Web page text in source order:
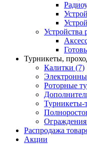
Устройства
Турникеты,
Калитки (7)
Роторные
Турникеты-
Ограждения
Распродажа
Акции